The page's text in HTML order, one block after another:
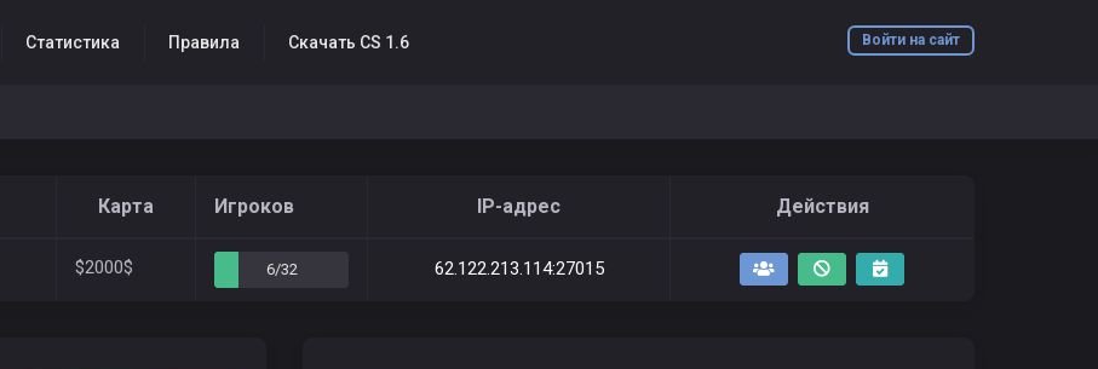
Войти на сайт
Статистика Правила Скачать CS 1.6
Карта Игроков IP-адрес Действия
$2000$ 6/32 62.122.213.114:27015